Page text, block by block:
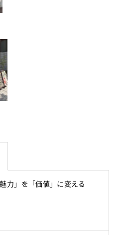
力」を「価値」に変える